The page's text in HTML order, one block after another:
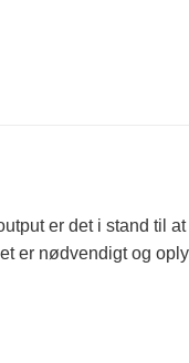
er det i stand til
er nødvendigt og